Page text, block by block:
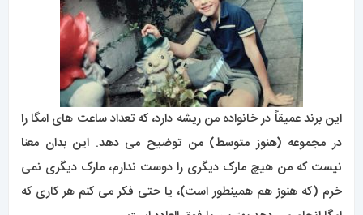
این برند عمیقاً در خانواده من ریشه دارد، که تعداد ساعت های امگا را
در مجموعه (هنوز متوسط) من توضیح می دهد. این بدان معنا
نیست که من هیچ مارک دیگری را دوست ندارم، مارک دیگری نمی
خرم (که هنوز هم همینطور است)، یا حتی فکر می کنم هر کاری که
امگا انجام می دهد بهترین یا فوق العاده است .
این برند در نزد من جایگاه ویژه ای دارد .